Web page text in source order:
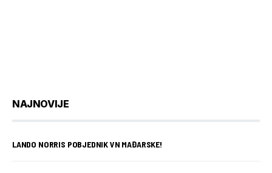
NAJNOVIJE
LANDO NORRIS POBJEDNIK VN MAĐARSKE!